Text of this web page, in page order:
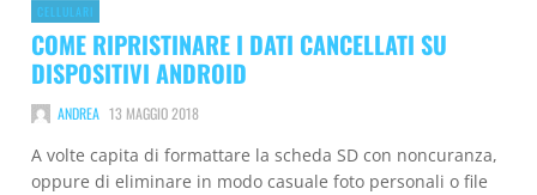
CELLULARI
COME RIPRISTINARE I DATI CANCELLATI SU
DISPOSITIVI ANDROID
ANDREA 13 MAGGIO 2018
A volte capita di formattare la scheda SD con noncuranza,
oppure di eliminare in modo casuale foto personali o file